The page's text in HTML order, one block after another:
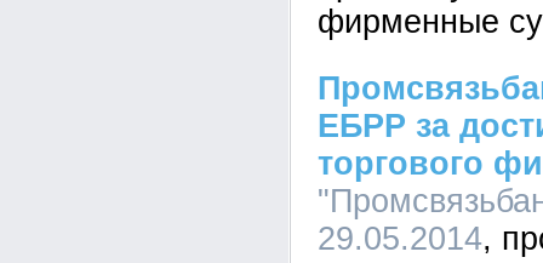
фирменные
ЕБРР за
торгового
29.05.2014